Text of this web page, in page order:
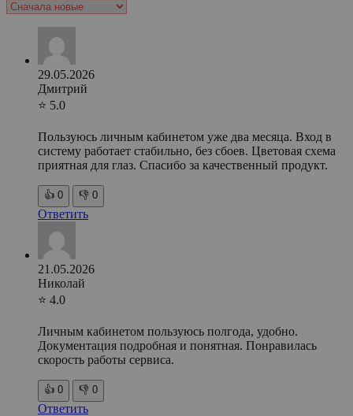
29.05.2026
Дмитрий
⭐ 5.0
Пользуюсь личным кабинетом уже два месяца. Вход в
систему работает стабильно, без сбоев. Цветовая схема
приятная для глаз. Спасибо за качественный продукт.
👍 0 👎 0
Ответить
21.05.2026
Николай
⭐ 4.0
Личным кабинетом пользуюсь полгода, удобно.
Документация подробная и понятная. Понравилась
скорость работы сервиса.
👍 0 👎 0
Ответить